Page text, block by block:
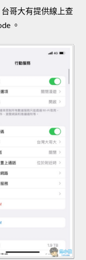
哥大有提供線上查
。